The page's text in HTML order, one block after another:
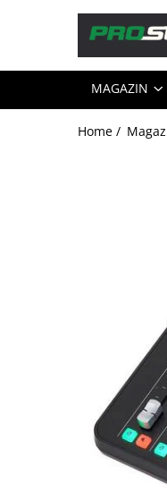
Magazin
Sonorizare / PA
Accesorii sonorizare, PA
Pickup-uri, platane &
Stabilizatoare de
Power Conditioner
MAGAZIN
Home /